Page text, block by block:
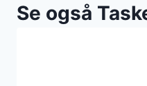
Se også